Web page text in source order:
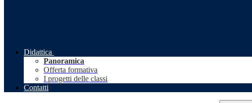
Didattica
Panoramica
Offerta formativa
I progetti delle classi
Contatti